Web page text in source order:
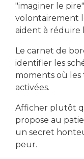
"imaginer le
volontairement
aident à réduire
Le carnet de
identifier les
moments où
activées.
Afficher plutôt
propose au
un secret
peur.